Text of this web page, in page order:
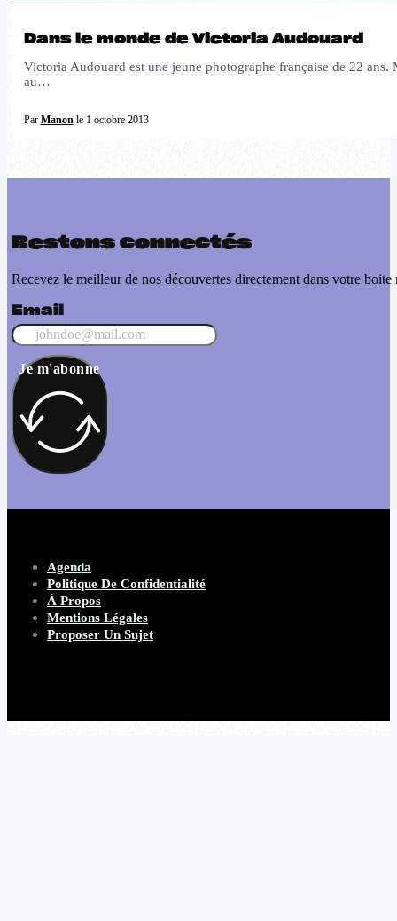
Dans le monde de Victoria Audouard
Victoria Audouard est une jeune photographe française de 22
au…
Par Manonle 1 octobre 2013
Restons connectés
Recevez le meilleur de nos découvertes directement dans votre boite
Email
Je m'abonne
Agenda
Politique De Confidentialité
À Propos
Mentions Légales
Proposer Un Sujet